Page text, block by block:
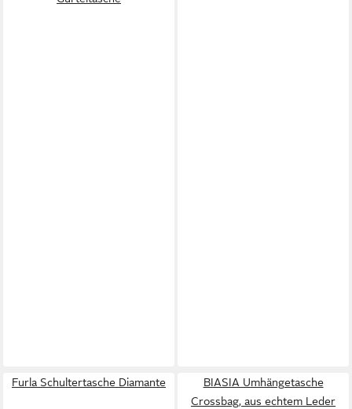
Furla Schultertasche Diamante
BIASIA Umhängetasche
Crossbag, aus echtem Leder